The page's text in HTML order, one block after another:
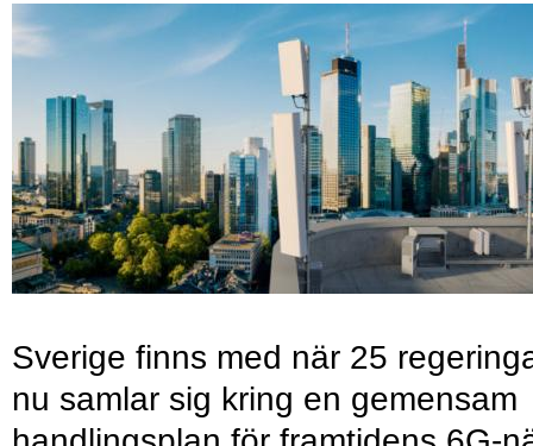
Sverige finns med när 25
nu samlar sig kring en gemensam